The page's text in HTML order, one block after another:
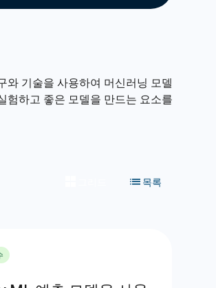
와 기술을 사용하여 머신러닝 모델
험하고 좋은 모델을 만드는 요소를